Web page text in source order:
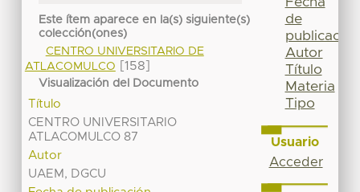
Este ítem aparece en la(s) siguiente(s)
colección(ones)
CENTRO UNIVERSITARIO DE
ATLACOMULCO
[158]
Visualización del Documento
Título
CENTRO UNIVERSITARIO
ATLACOMULCO 87
Autor
UAEM, DGCU
de
publicación
Autor
Título
Materia
Tipo
Usuario
Acceder